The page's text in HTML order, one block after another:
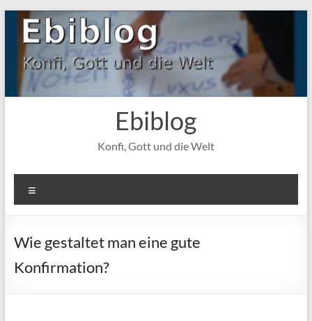
Zum
Inhalt
springen
Ebiblog
Konfi, Gott und die Welt
Wie gestaltet man eine gute
Konfirmation?